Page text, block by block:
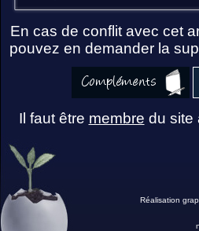
En cas de conflit avec cet
pouvez en demander la
Il faut être membre du site
Réalisation